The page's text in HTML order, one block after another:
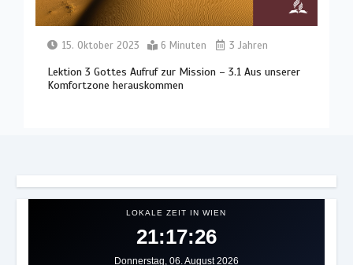
15. Oktober 2023 6 Minuten 3 Jahren
Lektion 3 Gottes Aufruf zur Mission – 3.1 Aus unserer
Komfortzone herauskommen
LOKALE ZEIT IN WIEN
21:17:30
Donnerstag, 06. August 2026